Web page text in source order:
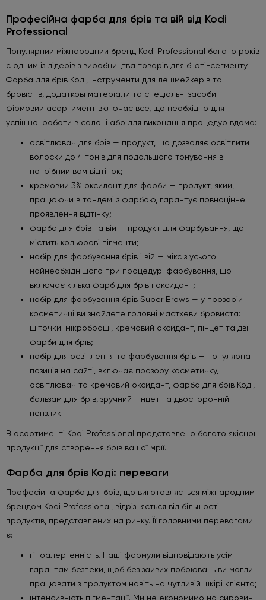
Професійна фарба для брів та вій від Kodi
Professional
Популярний міжнародний бренд Kodi Professional багато років
є одним із лідерів з виробництва товарів для б'юті-сегменту.
Фарба для брів Коді, інструменти для лешмейкерів та
бровістів, додаткові матеріали та спеціальні засоби —
фірмовий асортимент включає все, що необхідно для
успішної роботи в салоні або для виконання процедур вдома:
освітлювач для брів — продукт, що дозволяє освітлити
волоски до 4 тонів для подальшого тонування в
потрібний вам відтінок;
кремовий 3% оксидант для фарби — продукт, який,
працюючи в тандемі з фарбою, гарантує повноцінне
проявлення відтінку;
фарба для брів та вій — продукт для фарбування, що
містить кольорові пігменти;
набір для фарбування брів і вій — мікс з усього
найнеобхіднішого при процедурі фарбування, що
включає кілька фарб для брів і оксидант;
набір для фарбування брів Super Brows — у прозорій
косметичці ви знайдете головні мастхеви бровиста:
щіточки-мікробраші, кремовий оксидант, пінцет та дві
фарби для брів;
набір для освітлення та фарбування брів — популярна
позиція на сайті, включає прозору косметичку,
освітлювач та кремовий оксидант, фарба для брів Коді,
бальзам для брів, зручний пінцет та двосторонній
пензлик.
В асортименті Kodi Professional представлено багато якісної
продукції для створення брів вашої мрії.
Фарба для брів Коді: переваги
Професійна фарба для брів, що виготовляється міжнародним
брендом Kodi Professional, відрізняється від більшості
продуктів, представлених на ринку. Її головними перевагами
є:
гіпоалергенність. Наші формули відповідають усім
гарантам безпеки, щоб без зайвих побоювань ви могли
працювати з продуктом навіть на чутливій шкірі клієнта;
інтенсивність пігментації. Ми не економимо на сировині